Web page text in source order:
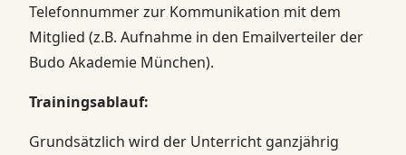
Telefonnummer zur Kommunikation mit dem
Mitglied (z.B. Aufnahme in den Emailverteiler der
Budo Akademie München).
Trainingsablauf:
Grundsätzlich wird der Unterricht ganzjährig